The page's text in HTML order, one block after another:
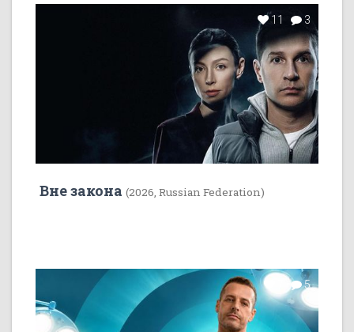
11 3
Вне закона (2026, Russian Federation)
7 5